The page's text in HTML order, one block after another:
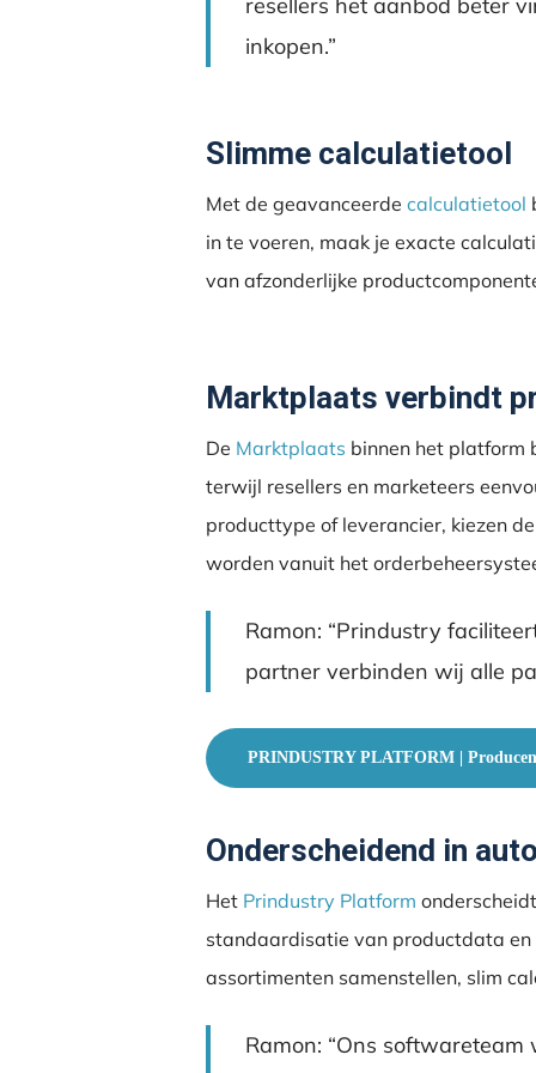
inkopen.”
Slimme calculatietool
Met de geavanceerdecalculatietool
in te voeren, maak je exacte
van afzonderlijke
Marktplaats verbindt
De Marktplaats binnen het platform
terwijl resellers en marketeers
producttype of leverancier, kiezen
worden vanuit het
Ramon: “Prindustry
partner verbinden wij alle
PRINDUSTRY PLATFORM |
Onderscheidend in
Het Prindustry Platform
standaardisatie van productdata en
assortimenten samenstellen, slim
Ramon: “Ons